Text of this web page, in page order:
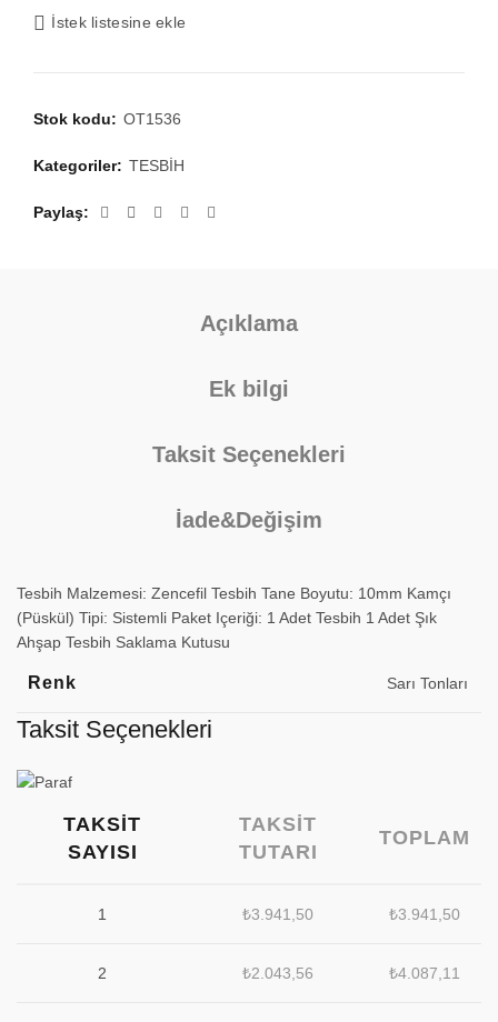
İstek listesine ekle
Stok kodu: OT1536
Kategoriler: TESBİH
Paylaş
Açıklama
Ek bilgi
Taksit Seçenekleri
İade&Değişim
Tesbih Malzemesi: Zencefil Tesbih Tane Boyutu: 10mm Kamçı
(Püskül) Tipi: Sistemli Paket Içeriği: 1 Adet Tesbih 1 Adet Şık
Ahşap Tesbih Saklama Kutusu
Renk Sarı Tonları
Taksit Seçenekleri
TAKSIT
SAYISI
TAKSIT
TUTARI
TOPLAM
1 ₺3.941,50 ₺3.941,50
2 ₺2.043,56 ₺4.087,11